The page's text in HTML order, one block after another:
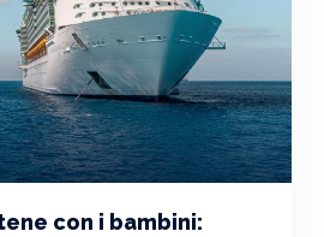
con i bambini: